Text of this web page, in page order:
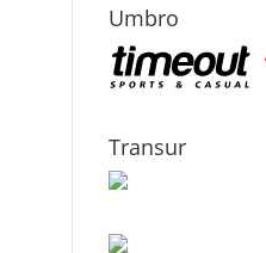
Umbro
Transur